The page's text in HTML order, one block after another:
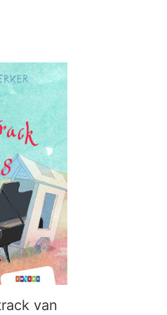
van